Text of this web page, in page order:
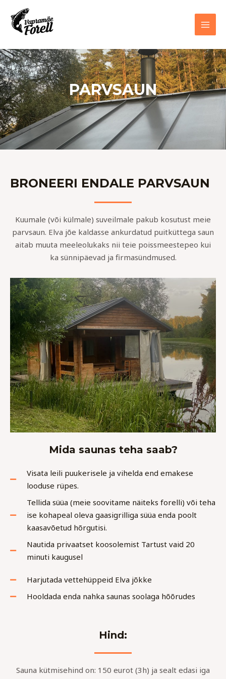
PARVSAUN
BRONEERI ENDALE PARVSAUN
Kuumale (või külmale) suveilmale pakub kosutust meie
parvsaun. Elva jõe kaldasse ankurdatud puitküttega saun
aitab muuta meeleolukaks nii teie poissmeestepeo kui
ka sünnipäevad ja firmasündmused.
Mida saunas teha saab?
Visata leili puukerisele ja vihelda end emakese
looduse rüpes.
Tellida süüa (meie soovitame näiteks forelli) või teha
ise kohapeal oleva gaasigrilliga süüa enda poolt
kaasavõetud hõrgutisi.
Nautida privaatset koosolemist Tartust vaid 20
minuti kaugusel
Harjutada vettehüppeid Elva jõkke
Hooldada enda nahka saunas soolaga hõõrudes
Hind:
Sauna kütmisehind on: 150 eurot (3h) ja sealt edasi iga